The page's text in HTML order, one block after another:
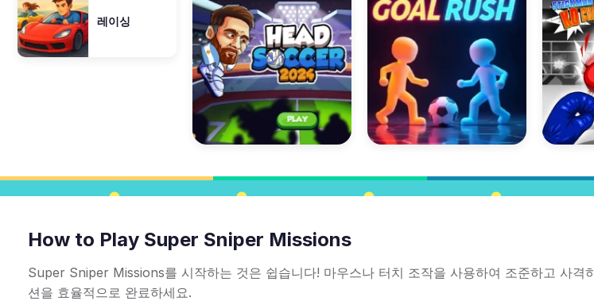
레이싱
How to Play Super Sniper Missions
Super Sniper Missions를 시작하는 것은 쉽습니다! 마우스나 터치 조작을 사용하여 조준하고 사격
션을 효율적으로 완료하세요.